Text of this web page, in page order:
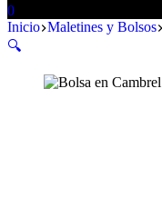
Carro
de
compra
0
Inicio Maletines y Bolsos
🔍